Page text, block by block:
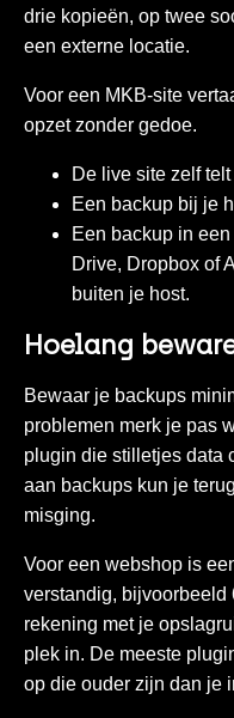
drie kopieën, op twee
een externe locatie.
Voor een MKB-site
opzet zonder gedoe.
De live site zelf
Een backup bij je
Een backup in
Drive, Dropbox of
buiten je host.
Hoelang
Bewaar je backups
problemen merk je pas
plugin die stilletjes data
aan backups kun je
misging.
Voor een webshop is
verstandig, bijvoorbeeld
rekening met je
plek in. De meeste
op die ouder zijn dan je